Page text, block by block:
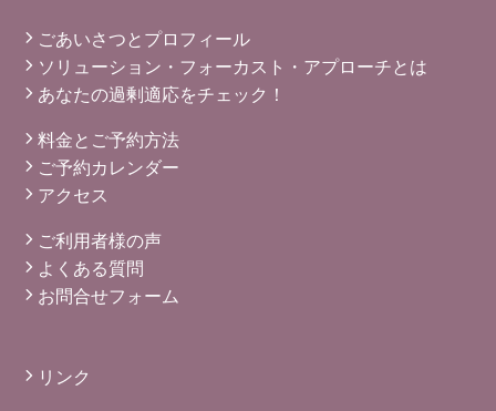
ごあいさつとプロフィール
ソリューション・フォーカスト・アプローチとは
あなたの過剰適応をチェック！
料金とご予約方法
ご予約カレンダー
アクセス
ご利用者様の声
よくある質問
お問合せフォーム
リンク